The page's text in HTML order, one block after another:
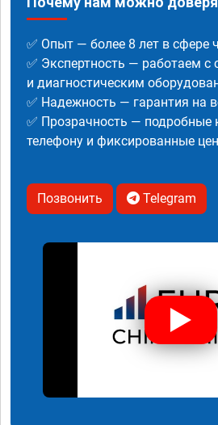
✅ Опыт — более 8 лет в сфере
✅ Экспертность — работаем
и диагностическим
✅ Надежность — гарантия на
✅ Прозрачность — подробные
телефону и фиксированные
Позвонить Telegram